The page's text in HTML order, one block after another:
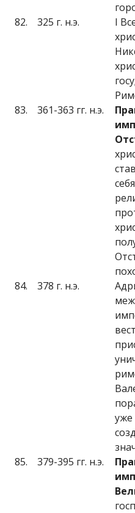
82.
325 г. н.э.
I
83.
361-363 гг. н.э.
84.
378 г. н.э.
уже
85.
379-395 гг. н.э.